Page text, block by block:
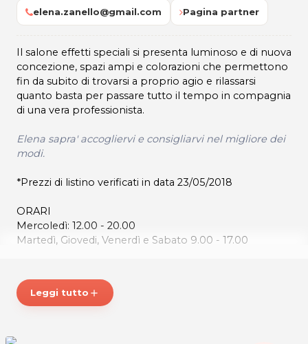
elena.zanello@gmail.com Pagina partner
Il salone effetti speciali si presenta luminoso e di nuova
concezione, spazi ampi e colorazioni che permettono
fin da subito di trovarsi a proprio agio e rilassarsi
quanto basta per passare tutto il tempo in compagnia
di una vera professionista.
Elena sapra' accogliervi e consigliarvi nel migliore dei
modi.
*Prezzi di listino verificati in data 23/05/2018
ORARI
Mercoledì: 12.00 - 20.00
Martedì, Giovedi, Venerdì e Sabato 9.00 - 17.00
Effetti Speciali
PIAZZA SAN VALENTINO, 2
33010 Pagnacco (UD)
Leggi tutto add